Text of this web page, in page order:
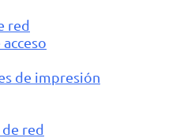
red
de impresión
de red